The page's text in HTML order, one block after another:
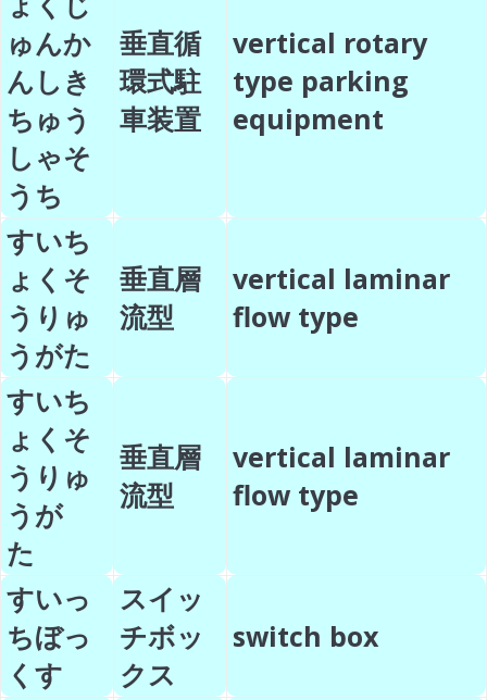
ゅんか
んしき
ちゅう
しゃそ
うち
垂直循
環式駐
車装置
vertical rotary
type parking
equipment
すいち
ょくそ
うりゅ
うがた
垂直層
流型
vertical laminar
flow type
すいち
ょくそ
うりゅ
うが
た
垂直層
流型
vertical laminar
flow type
すいっ
ちぼっ
くす
スイッ
チボッ
クス
switch box